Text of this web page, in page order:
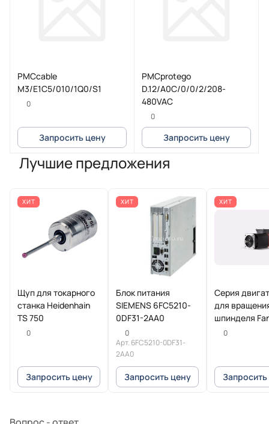
PMCcable
M3/E1C5/010/1Q0/S1
0
Запросить цену
PMCprotego
D.12/A0C/0/0/2/208-
480VAC
0
Запросить цену
Лучшие предложения
ХИТ
Щуп для токарного
станка Heidenhain
TS 750
0
Запросить цену
ХИТ
Блок питания
SIEMENS 6FC5210-
0DF31-2AA0
0
Арт. 6FC5210-0DF31-
2AA0
Запросить цену
ХИТ
Серия
для
шпинделя
Beta iI
0